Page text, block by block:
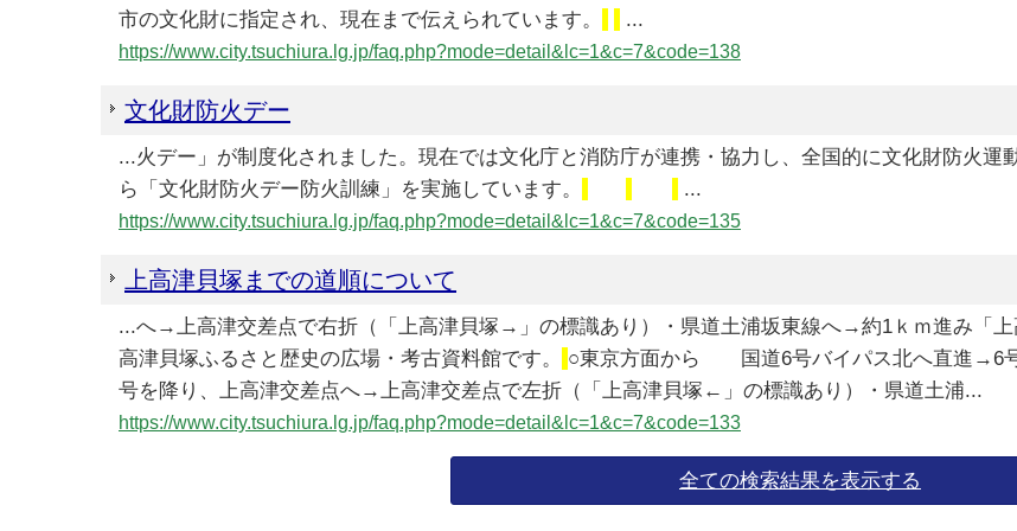
市の文化財に指定され、現在まで伝えられています。
...
https://www.city.tsuchiura.lg.jp/faq.php?mode=detail&lc=1&c=7&code=138
文化財防火デー
...火デー」が制度化されました。現在では文化庁と消防庁が連携・協力し、全国的に文化財防火
ら「文化財防火デー防火訓練」を実施しています。
...
https://www.city.tsuchiura.lg.jp/faq.php?mode=detail&lc=1&c=7&code=135
上高津貝塚までの道順について
...へ→上高津交差点で右折（「上高津貝塚→」の標識あり）・県道土浦坂東線へ→約1ｋｍ進み
高津貝塚ふるさと歴史の広場・考古資料館です。
○東京方面から 国道6号バイパス北へ直進→6号
号を降り、上高津交差点へ→上高津交差点で左折（「上高津貝塚←」の標識あり）・県道土浦...
https://www.city.tsuchiura.lg.jp/faq.php?mode=detail&lc=1&c=7&code=133